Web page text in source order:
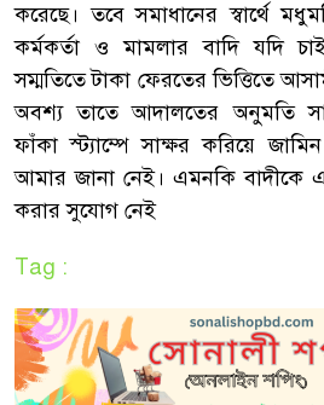
করেছে। তবে সমাধানের স্বার্থে
কর্মকর্তা ও মামলার বাদি যদি
সম্মতিতে টাকা ফেরতের ভিত্তিতে
অবশ্য তাতে আদালতের অনুমতি
ফাঁকা স্ট্যাম্পে সাক্ষর করিয়ে
আমার জানা নেই। এমনকি বাদীকে
করার সুযোগ নেই
Tag :